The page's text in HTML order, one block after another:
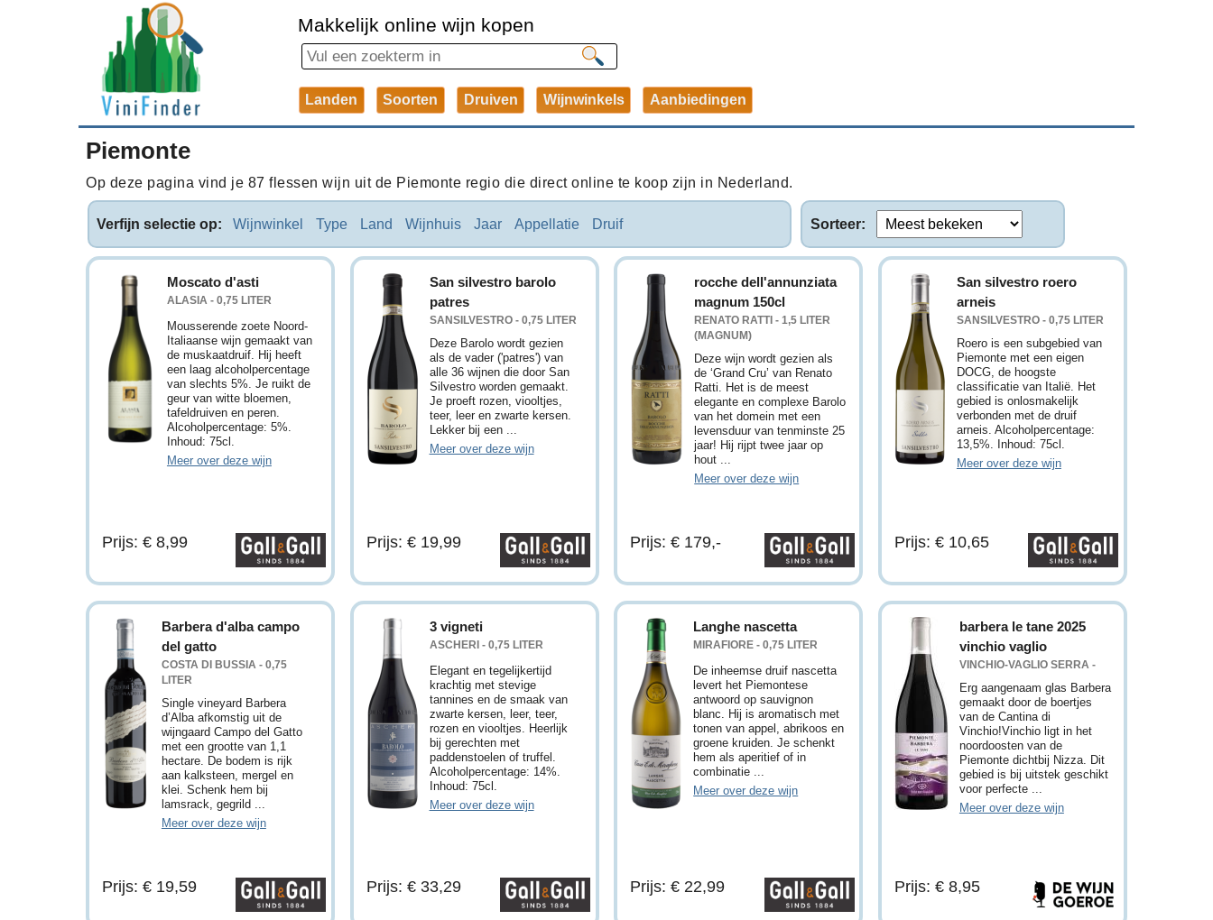
Makkelijk online wijn kopen
Landen Soorten Druiven Wijnwinkels Aanbiedingen
Piemonte
Op deze pagina vind je 87 flessen wijn uit de Piemonte regio die direct online te koop zijn in Nederland.
Verfijn selectie op: Wijnwinkel Type Land Wijnhuis Jaar Appellatie Druif Sorteer:
Moscato d'asti
ALASIA - 0,75 LITER
Mousserende zoete Noord-
Italiaanse wijn gemaakt van
de muskaatdruif. Hij heeft
een laag alcoholpercentage
van slechts 5%. Je ruikt de
geur van witte bloemen,
tafeldruiven en peren.
Alcoholpercentage: 5%.
Inhoud: 75cl.
Meer over deze wijn
Prijs: € 8,99
San silvestro barolo
patres
SANSILVESTRO - 0,75 LITER
Deze Barolo wordt gezien
als de vader ('patres') van
alle 36 wijnen die door San
Silvestro worden gemaakt.
Je proeft rozen, viooltjes,
teer, leer en zwarte kersen.
Lekker bij een ...
Meer over deze wijn
Prijs: € 19,99
rocche dell'annunziata
magnum 150cl
RENATO RATTI - 1,5 LITER
(MAGNUM)
Deze wijn wordt gezien als
de ‘Grand Cru’ van Renato
Ratti. Het is de meest
elegante en complexe Barolo
van het domein met een
levensduur van tenminste 25
jaar! Hij rijpt twee jaar op
hout ...
Meer over deze wijn
Prijs: € 179,-
San silvestro roero
arneis
SANSILVESTRO - 0,75 LITER
Roero is een subgebied van
Piemonte met een eigen
DOCG, de hoogste
classificatie van Italië. Het
gebied is onlosmakelijk
verbonden met de druif
arneis. Alcoholpercentage:
13,5%. Inhoud: 75cl.
Meer over deze wijn
Prijs: € 10,65
Barbera d'alba campo
del gatto
COSTA DI BUSSIA - 0,75
LITER
Single vineyard Barbera
d’Alba afkomstig uit de
wijngaard Campo del Gatto
met een grootte van 1,1
hectare. De bodem is rijk
aan kalksteen, mergel en
klei. Schenk hem bij
lamsrack, gegrild ...
Meer over deze wijn
Prijs: € 19,59
3 vigneti
ASCHERI - 0,75 LITER
Elegant en tegelijkertijd
krachtig met stevige
tannines en de smaak van
zwarte kersen, leer, teer,
rozen en viooltjes. Heerlijk
bij gerechten met
paddenstoelen of truffel.
Alcoholpercentage: 14%.
Inhoud: 75cl.
Meer over deze wijn
Prijs: € 33,29
Langhe nascetta
MIRAFIORE - 0,75 LITER
De inheemse druif nascetta
levert het Piemontese
antwoord op sauvignon
blanc. Hij is aromatisch met
tonen van appel, abrikoos en
groene kruiden. Je schenkt
hem als aperitief of in
combinatie ...
Meer over deze wijn
Prijs: € 22,99
barbera le tane 2025
vinchio vaglio
VINCHIO-VAGLIO SERRA -
Erg aangenaam glas Barbera
gemaakt door de boertjes
van de Cantina di
Vinchio!Vinchio ligt in het
noordoosten van de
Piemonte dichtbij Nizza. Dit
gebied is bij uitstek geschikt
voor perfecte ...
Meer over deze wijn
Prijs: € 8,95